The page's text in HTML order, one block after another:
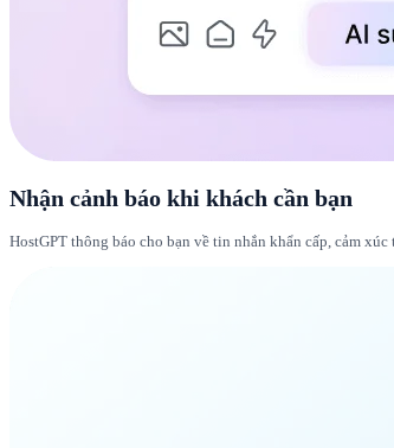
Nhận cảnh báo khi khách cần bạn
HostGPT thông báo cho bạn về tin nhắn khẩn cấp, cảm